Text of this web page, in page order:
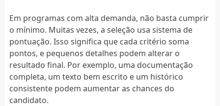
Em programas com alta demanda, não basta cumprir
o mínimo. Muitas vezes, a seleção usa sistema de
pontuação. Isso significa que cada critério soma
pontos, e pequenos detalhes podem alterar o
resultado final. Por exemplo, uma documentação
completa, um texto bem escrito e um histórico
consistente podem aumentar as chances do
candidato.